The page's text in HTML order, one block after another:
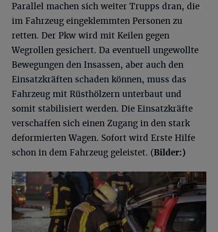
Parallel machen sich weiter Trupps dran, die
im Fahrzeug eingeklemmten Personen zu
retten. Der Pkw wird mit Keilen gegen
Wegrollen gesichert. Da eventuell ungewollte
Bewegungen den Insassen, aber auch den
Einsatzkräften schaden können, muss das
Fahrzeug mit Rüsthölzern unterbaut und
somit stabilisiert werden. Die Einsatzkräfte
verschaffen sich einen Zugang in den stark
deformierten Wagen. Sofort wird Erste Hilfe
schon in dem Fahrzeug geleistet. (Bilder:)